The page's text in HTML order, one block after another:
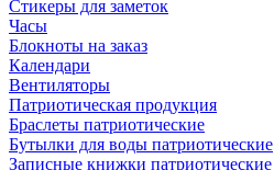
Стикеры для заметок
Часы
Блокноты на заказ
Календари
Вентиляторы
Патриотическая продукция
Браслеты патриотические
Бутылки для воды патриотические
Записные книжки патриотические